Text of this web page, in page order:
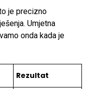
je precizno
Umjetna
onda kada je
Rezultat